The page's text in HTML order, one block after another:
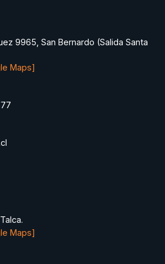
9965, San Bernardo (Salida Santa
Maps]
Maps]